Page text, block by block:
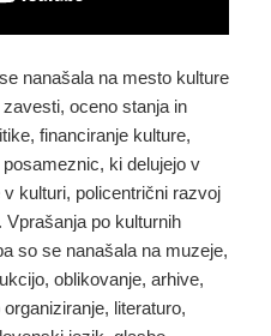
nanašala na mesto kulture
oceno stanja in
financiranje kulture,
ki delujejo v
kulturi, policentrični razvoj
Vprašanja po kulturnih
so se nanašala na muzeje,
oblikovanje, arhive,
literaturo,